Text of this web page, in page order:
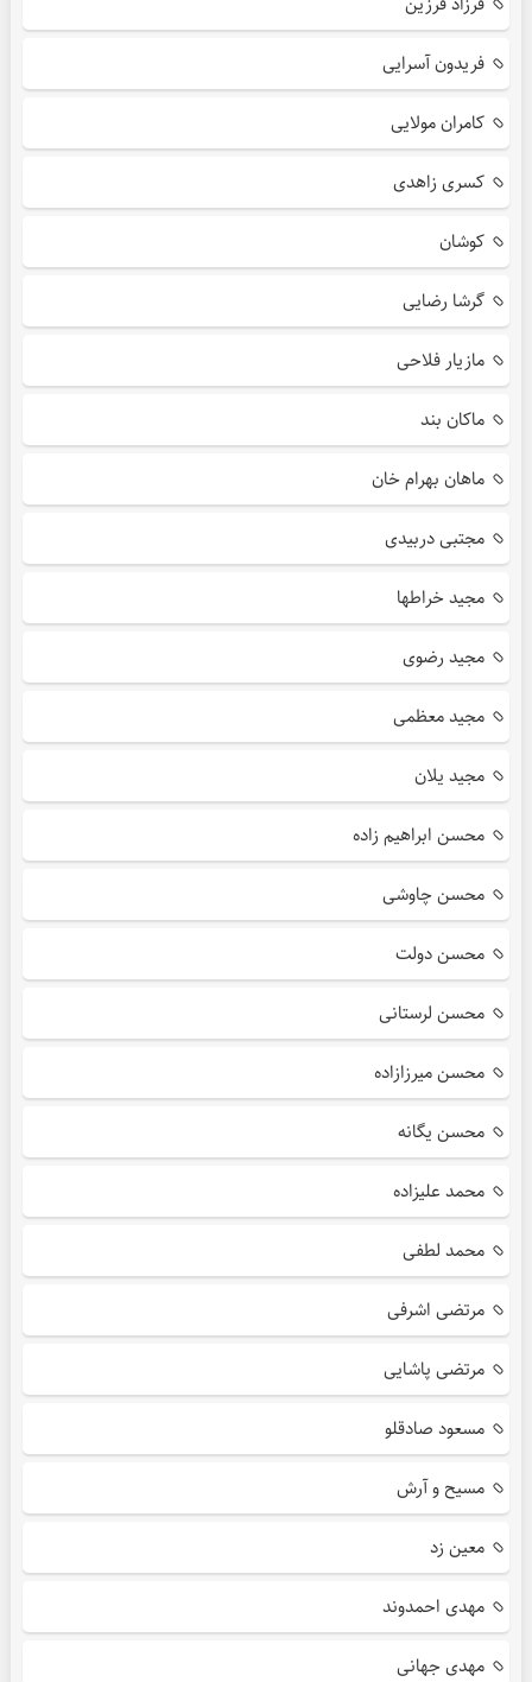
فریدون آسرایی
کامران مولایی
کسری زاهدی
کوشان
گرشا رضایی
مازیار فلاحی
ماکان بند
ماهان بهرام خان
مجتبی دربیدی
مجید خراطها
مجید رضوی
مجید معظمی
مجید یلان
محسن ابراهیم زاده
محسن چاوشی
محسن دولت
محسن لرستانی
محسن میرزازاده
محسن یگانه
محمد علیزاده
محمد لطفی
مرتضی اشرفی
مرتضی پاشایی
مسعود صادقلو
مسیح و آرش
معین زد
مهدی احمدوند
مهدی جهانی